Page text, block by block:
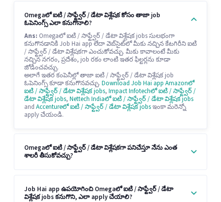
Omegaలో ఐటి / సాఫ్ట్వేర్ / డేటా విశ్లేషక కోసం తాజా job
ఓపెనింగ్స్ ఎలా కనుగొనాలి?
Ans: Omegaలో ఐటి / సాఫ్ట్వేర్ / డేటా విశ్లేషక jobs సులభంగా
కనుగొనడానికి Job Hai app లేదా వెబ్‌సైట్‌లో మీకు నచ్చిన కేటగిరీని ఐటి
/ సాఫ్ట్వేర్ / డేటా విశ్లేషకగా ఎంచుకోవచ్చు. మీకు కావాలంటే మీకు
నచ్చిన నగరం, ప్రదేశం, job రకం లాంటి ఇతర ఫిల్టర్లను కూడా
జోడించవచ్చు.
అలాగే ఇతర కంపెనీల్లో తాజా ఐటి / సాఫ్ట్వేర్ / డేటా విశ్లేషక job
ఓపెనింగ్స్ కూడా కనుగొనవచ్చు. Download Job Hai app Amazonలో
ఐటి / సాఫ్ట్వేర్ / డేటా విశ్లేషక jobs, Impact Infotechలో ఐటి / సాఫ్ట్వేర్ /
డేటా విశ్లేషక jobs, Nettech Indiaలో ఐటి / సాఫ్ట్వేర్ / డేటా విశ్లేషక jobs
and Accentureలో ఐటి / సాఫ్ట్వేర్ / డేటా విశ్లేషక jobsఇంకా మరెన్నో
apply చేయండి.
Omegaలో ఐటి / సాఫ్ట్వేర్ / డేటా విశ్లేషకగా పనిచేస్తూ నేను ఎంత
శాలరీ తీసుకోవచ్చు?
Job Hai app ఉపయోగించి Omegaలో ఐటి / సాఫ్ట్వేర్ / డేటా
విశ్లేషక jobs కనుగొని, ఎలా apply చేయాలి?